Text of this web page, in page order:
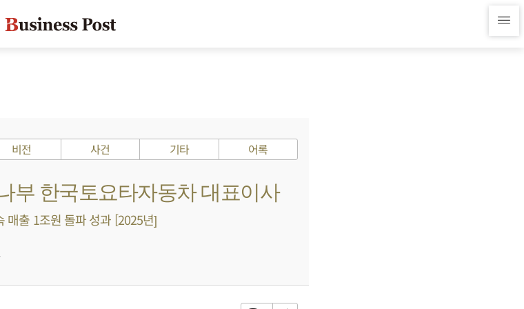
비전 사건 기타 어록
부 한국토요타자동차 대표이사
매출 1조원 돌파 성과 [2025년]